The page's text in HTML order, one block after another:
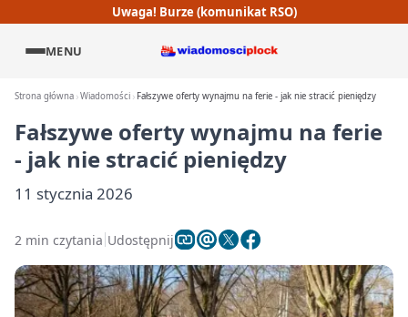
Uwaga! Burze (komunikat RSO)
MENU
Strona główna Wiadomości Fałszywe oferty wynajmu na ferie - jak nie stracić pieniędzy
Fałszywe oferty wynajmu na ferie
- jak nie stracić pieniędzy
11 stycznia 2026
2 min czytania Udostępnij